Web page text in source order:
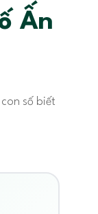
lực &Ấn
số biết